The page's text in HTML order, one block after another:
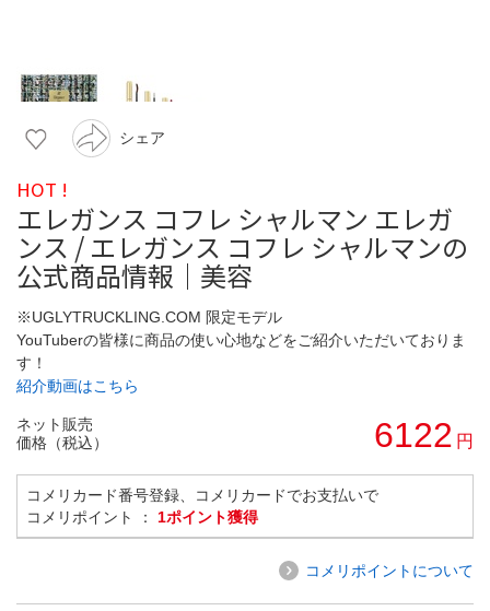
シェア
HOT !
エレガンス コフレ シャルマン エレガ
ンス / エレガンス コフレ シャルマンの
公式商品情報｜美容
※UGLYTRUCKLING.COM 限定モデル
YouTuberの皆様に商品の使い心地などをご紹介いただいておりま
す！
紹介動画はこちら
ネット販売
価格（税込）
6122 円
コメリカード番号登録、コメリカードでお支払いで
コメリポイント ： 1ポイント獲得
コメリポイントについて